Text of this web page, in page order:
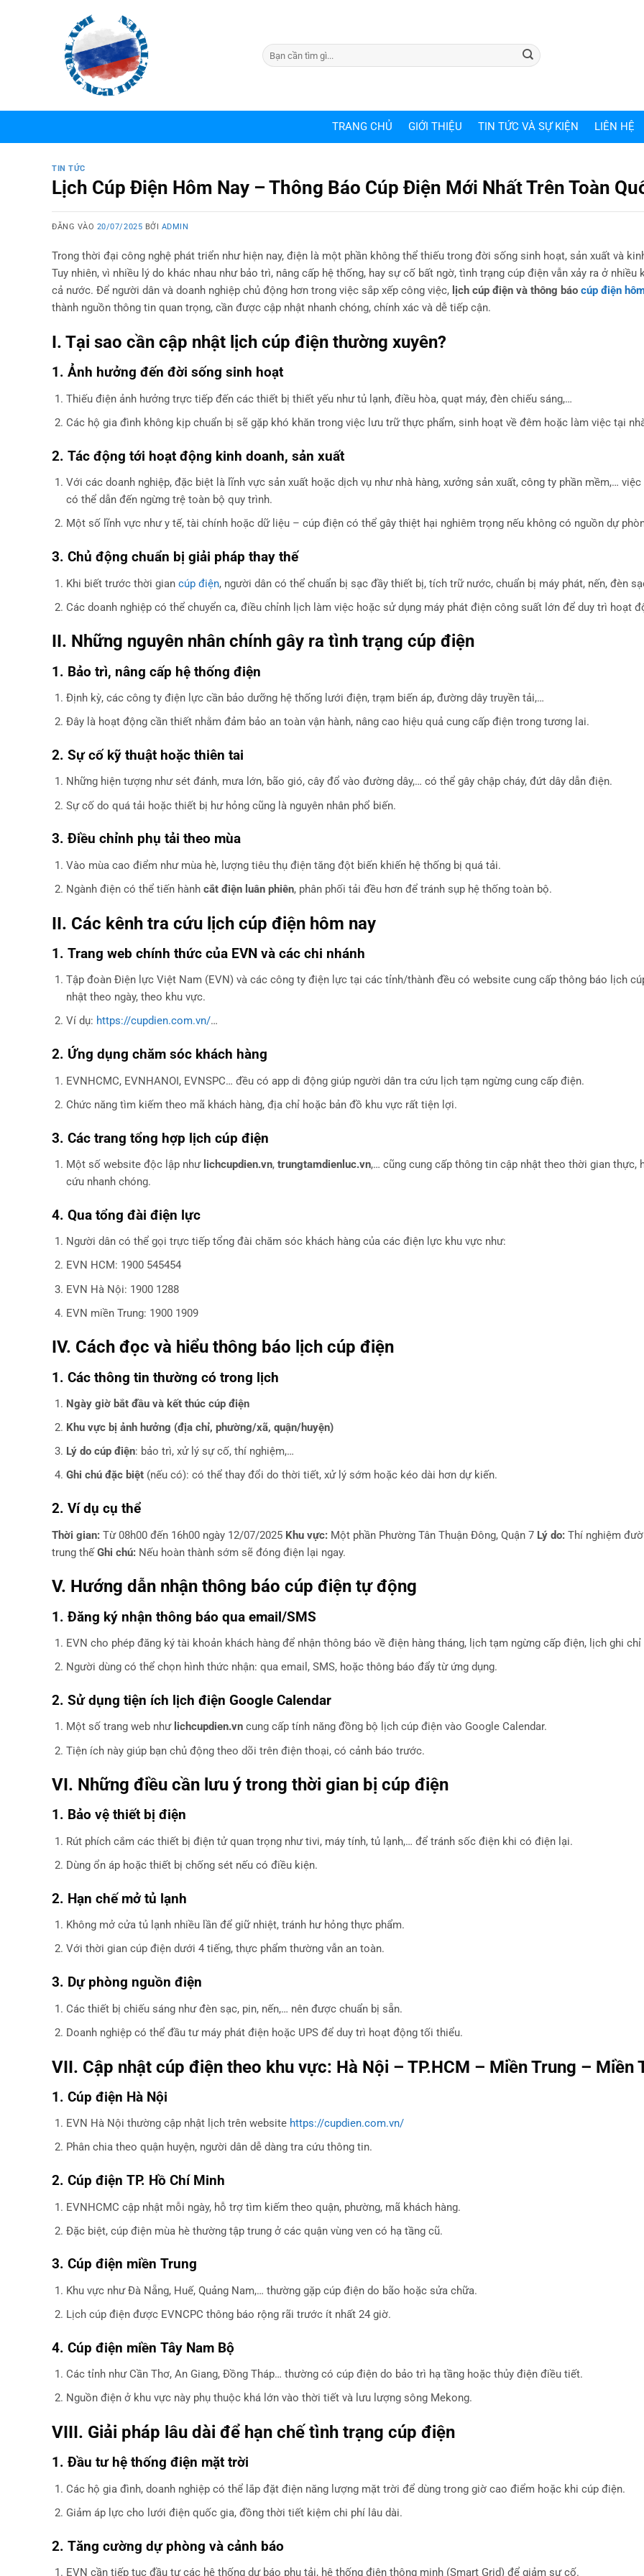
TRANG CHỦ GIỚI THIỆU TIN TỨC VÀ SỰ KIỆN LIÊN HỆ
TIN TỨC
Lịch Cúp Điện Hôm Nay – Thông Báo Cúp Điện Mới Nhất Trên Toàn
ĐĂNG VÀO 20/07/2025 BỞI ADMIN
Trong thời đại công nghệ phát triển như hiện nay, điện là một phần không thể thiếu trong đời sống sinh hoạt, sản xuất và
Tuy nhiên, vì nhiều lý do khác nhau như bảo trì, nâng cấp hệ thống, hay sự cố bất ngờ, tình trạng cúp điện vẫn xảy ra ở nhiều
cả nước. Để người dân và doanh nghiệp chủ động hơn trong việc sắp xếp công việc, lịch cúp điện và thông báo cúp điện
thành nguồn thông tin quan trọng, cần được cập nhật nhanh chóng, chính xác và dễ tiếp cận.
I. Tại sao cần cập nhật lịch cúp điện thường xuyên?
1. Ảnh hưởng đến đời sống sinh hoạt
Thiếu điện ảnh hưởng trực tiếp đến các thiết bị thiết yếu như tủ lạnh, điều hòa, quạt máy, đèn chiếu sáng,…
Các hộ gia đình không kịp chuẩn bị sẽ gặp khó khăn trong việc lưu trữ thực phẩm, sinh hoạt về đêm hoặc làm việc tại
2. Tác động tới hoạt động kinh doanh, sản xuất
Với các doanh nghiệp, đặc biệt là lĩnh vực sản xuất hoặc dịch vụ như nhà hàng, xưởng sản xuất, công ty phần mềm,…
có thể dẫn đến ngừng trệ toàn bộ quy trình.
Một số lĩnh vực như y tế, tài chính hoặc dữ liệu – cúp điện có thể gây thiệt hại nghiêm trọng nếu không có nguồn dự
3. Chủ động chuẩn bị giải pháp thay thế
Khi biết trước thời gian cúp điện, người dân có thể chuẩn bị sạc đầy thiết bị, tích trữ nước, chuẩn bị máy phát, nến, đèn
Các doanh nghiệp có thể chuyển ca, điều chỉnh lịch làm việc hoặc sử dụng máy phát điện công suất lớn để duy trì hoạt
II. Những nguyên nhân chính gây ra tình trạng cúp điện
1. Bảo trì, nâng cấp hệ thống điện
Định kỳ, các công ty điện lực cần bảo dưỡng hệ thống lưới điện, trạm biến áp, đường dây truyền tải,…
Đây là hoạt động cần thiết nhằm đảm bảo an toàn vận hành, nâng cao hiệu quả cung cấp điện trong tương lai.
2. Sự cố kỹ thuật hoặc thiên tai
Những hiện tượng như sét đánh, mưa lớn, bão gió, cây đổ vào đường dây,… có thể gây chập cháy, đứt dây dẫn điện.
Sự cố do quá tải hoặc thiết bị hư hỏng cũng là nguyên nhân phổ biến.
3. Điều chỉnh phụ tải theo mùa
Vào mùa cao điểm như mùa hè, lượng tiêu thụ điện tăng đột biến khiến hệ thống bị quá tải.
Ngành điện có thể tiến hành cắt điện luân phiên, phân phối tải đều hơn để tránh sụp hệ thống toàn bộ.
II. Các kênh tra cứu lịch cúp điện hôm nay
1. Trang web chính thức của EVN và các chi nhánh
Tập đoàn Điện lực Việt Nam (EVN) và các công ty điện lực tại các tỉnh/thành đều có website cung cấp thông báo lịch
nhật theo ngày, theo khu vực.
Ví dụ: https://cupdien.com.vn/…
2. Ứng dụng chăm sóc khách hàng
EVNHCMC, EVNHANOI, EVNSPC… đều có app di động giúp người dân tra cứu lịch tạm ngừng cung cấp điện.
Chức năng tìm kiếm theo mã khách hàng, địa chỉ hoặc bản đồ khu vực rất tiện lợi.
3. Các trang tổng hợp lịch cúp điện
Một số website độc lập như lichcupdien.vn, trungtamdienluc.vn,… cũng cung cấp thông tin cập nhật theo thời gian thực,
cứu nhanh chóng.
4. Qua tổng đài điện lực
Người dân có thể gọi trực tiếp tổng đài chăm sóc khách hàng của các điện lực khu vực như:
EVN HCM: 1900 545454
EVN Hà Nội: 1900 1288
EVN miền Trung: 1900 1909
IV. Cách đọc và hiểu thông báo lịch cúp điện
1. Các thông tin thường có trong lịch
Ngày giờ bắt đầu và kết thúc cúp điện
Khu vực bị ảnh hưởng (địa chỉ, phường/xã, quận/huyện)
Lý do cúp điện: bảo trì, xử lý sự cố, thí nghiệm,…
Ghi chú đặc biệt(nếu có): có thể thay đổi do thời tiết, xử lý sớm hoặc kéo dài hơn dự kiến.
2. Ví dụ cụ thể
Thời gian: Từ 08h00 đến 16h00 ngày 12/07/2025 Khu vực: Một phần Phường Tân Thuận Đông, Quận 7 Lý do: Thí nghiệm
trung thếGhi chú: Nếu hoàn thành sớm sẽ đóng điện lại ngay.
V. Hướng dẫn nhận thông báo cúp điện tự động
1. Đăng ký nhận thông báo qua email/SMS
EVN cho phép đăng ký tài khoản khách hàng để nhận thông báo về điện hàng tháng, lịch tạm ngừng cấp điện, lịch ghi
Người dùng có thể chọn hình thức nhận: qua email, SMS, hoặc thông báo đẩy từ ứng dụng.
2. Sử dụng tiện ích lịch điện Google Calendar
Một số trang web như lichcupdien.vncung cấp tính năng đồng bộ lịch cúp điện vào Google Calendar.
Tiện ích này giúp bạn chủ động theo dõi trên điện thoại, có cảnh báo trước.
VI. Những điều cần lưu ý trong thời gian bị cúp điện
1. Bảo vệ thiết bị điện
Rút phích cắm các thiết bị điện tử quan trọng như tivi, máy tính, tủ lạnh,… để tránh sốc điện khi có điện lại.
Dùng ổn áp hoặc thiết bị chống sét nếu có điều kiện.
2. Hạn chế mở tủ lạnh
Không mở cửa tủ lạnh nhiều lần để giữ nhiệt, tránh hư hỏng thực phẩm.
Với thời gian cúp điện dưới 4 tiếng, thực phẩm thường vẫn an toàn.
3. Dự phòng nguồn điện
Các thiết bị chiếu sáng như đèn sạc, pin, nến,… nên được chuẩn bị sẵn.
Doanh nghiệp có thể đầu tư máy phát điện hoặc UPS để duy trì hoạt động tối thiểu.
VII. Cập nhật cúp điện theo khu vực: Hà Nội – TP.HCM – Miền Trung – Miền
1. Cúp điện Hà Nội
EVN Hà Nội thường cập nhật lịch trên website https://cupdien.com.vn/
Phân chia theo quận huyện, người dân dễ dàng tra cứu thông tin.
2. Cúp điện TP. Hồ Chí Minh
EVNHCMC cập nhật mỗi ngày, hỗ trợ tìm kiếm theo quận, phường, mã khách hàng.
Đặc biệt, cúp điện mùa hè thường tập trung ở các quận vùng ven có hạ tầng cũ.
3. Cúp điện miền Trung
Khu vực như Đà Nẵng, Huế, Quảng Nam,… thường gặp cúp điện do bão hoặc sửa chữa.
Lịch cúp điện được EVNCPC thông báo rộng rãi trước ít nhất 24 giờ.
4. Cúp điện miền Tây Nam Bộ
Các tỉnh như Cần Thơ, An Giang, Đồng Tháp… thường có cúp điện do bảo trì hạ tầng hoặc thủy điện điều tiết.
Nguồn điện ở khu vực này phụ thuộc khá lớn vào thời tiết và lưu lượng sông Mekong.
VIII. Giải pháp lâu dài để hạn chế tình trạng cúp điện
1. Đầu tư hệ thống điện mặt trời
Các hộ gia đình, doanh nghiệp có thể lắp đặt điện năng lượng mặt trời để dùng trong giờ cao điểm hoặc khi cúp điện.
Giảm áp lực cho lưới điện quốc gia, đồng thời tiết kiệm chi phí lâu dài.
2. Tăng cường dự phòng và cảnh báo
EVN cần tiếp tục đầu tư các hệ thống dự báo phụ tải, hệ thống điện thông minh (Smart Grid) để giảm sự cố.